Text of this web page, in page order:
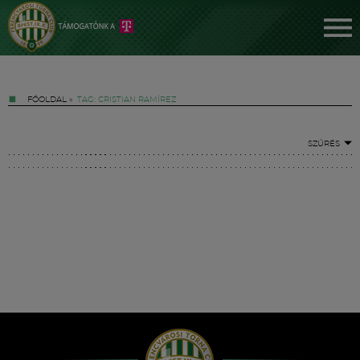
FŐOLDAL » TAG: CRISTIAN RAMÍREZ
SZŰRÉS
Hírek